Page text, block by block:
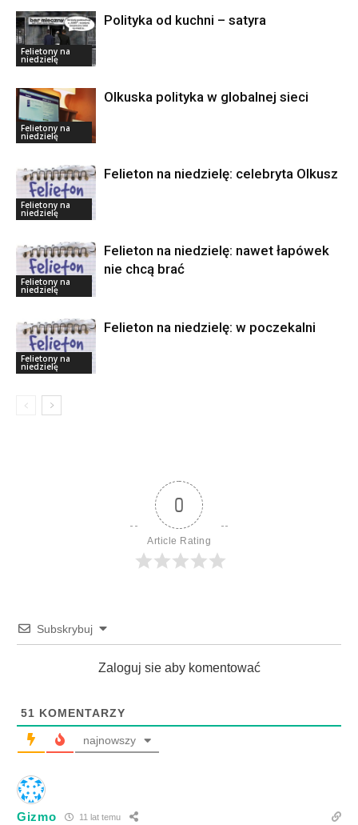
Felietony na
niedzielę
Polityka od kuchni – satyra
Felietony na
niedzielę
Olkuska polityka w globalnej sieci
Felietony na
niedzielę
Felieton na niedzielę: celebryta Olkusz
Felietony na
niedzielę
Felieton na niedzielę: nawet łapówek
nie chcą brać
Felietony na
niedzielę
Felieton na niedzielę: w poczekalni
0
Article Rating
Subskrybuj
Zaloguj sie aby komentować
51 KOMENTARZY
najnowszy
Gizmo 11 lat temu